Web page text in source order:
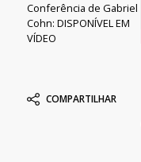
Conferência de Gabriel
Cohn: DISPONÍVEL EM
VÍDEO
COMPARTILHAR